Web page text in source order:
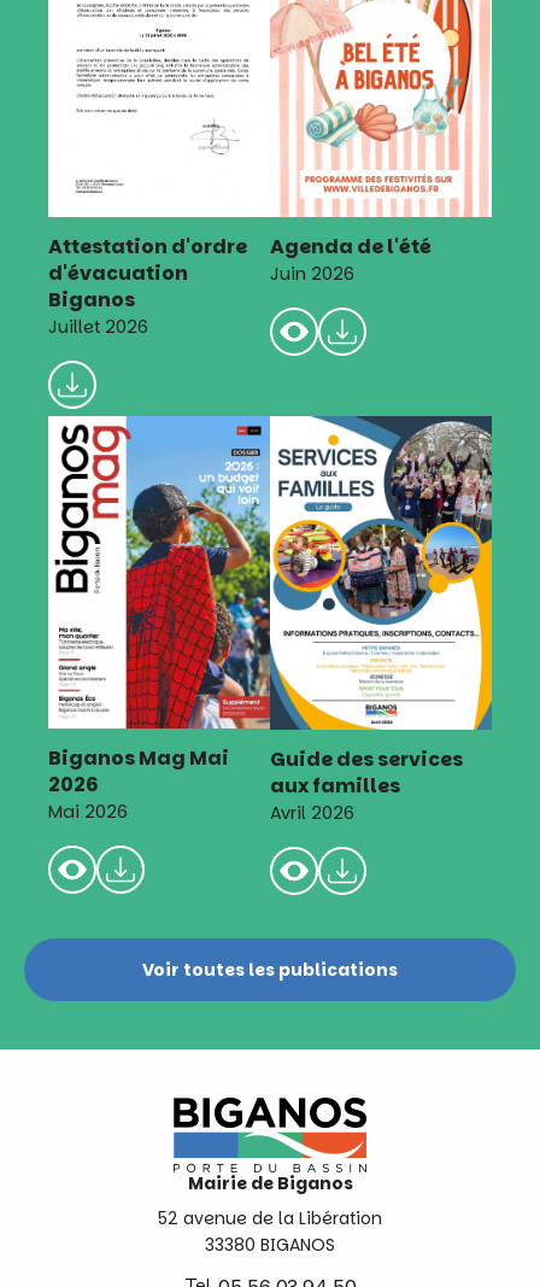
Attestation d'ordre
d'évacuation
Biganos
Juillet 2026
Agenda de l'été
Juin 2026
Biganos Mag Mai
2026
Mai 2026
Guide des services
aux familles
Avril 2026
Voir toutes les publications
Mairie de Biganos
52 avenue de la Libération
33380 BIGANOS